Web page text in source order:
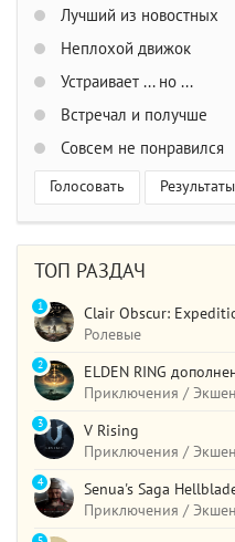
Лучший из новостных
Неплохой движок
Устраивает ... но ...
Встречал и получше
Совсем не понравился
Голосовать Результаты
ТОП РАЗДАЧ
Clair Obscur:
Ролевые
1
ELDEN RING
Приключения /
2
V Rising
Приключения / Экшен
3
Senua's Saga
Приключения / Экшен
4